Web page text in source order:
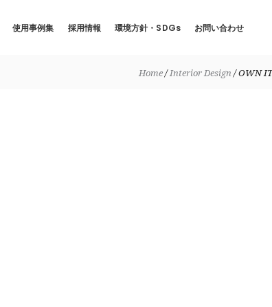
使用事例集 採用情報 環境方針・SDGs お問い合わせ
Home Interior Design OWN